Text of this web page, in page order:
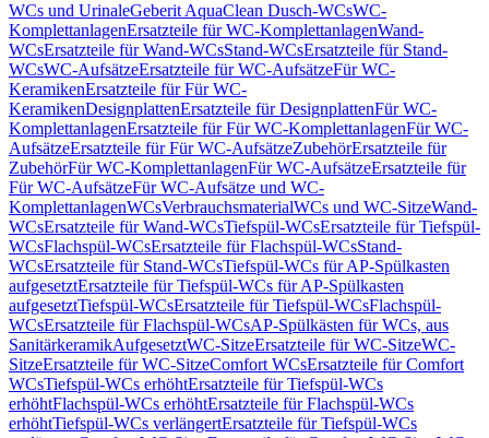
WCs und UrinaleGeberit AquaClean Dusch-WCsWC-
KomplettanlagenErsatzteile für WC-KomplettanlagenWand-
WCsErsatzteile für Wand-WCsStand-WCsErsatzteile für Stand-
WCsWC-AufsätzeErsatzteile für WC-AufsätzeFür WC-
KeramikenErsatzteile für Für WC-
KeramikenDesignplattenErsatzteile für DesignplattenFür WC-
KomplettanlagenErsatzteile für Für WC-KomplettanlagenFür WC-
AufsätzeErsatzteile für Für WC-AufsätzeZubehörErsatzteile für
ZubehörFür WC-KomplettanlagenFür WC-AufsätzeErsatzteile für
Für WC-AufsätzeFür WC-Aufsätze und WC-
KomplettanlagenWCsVerbrauchsmaterialWCs und WC-SitzeWand-
WCsErsatzteile für Wand-WCsTiefspül-WCsErsatzteile für Tiefspül-
WCsFlachspül-WCsErsatzteile für Flachspül-WCsStand-
WCsErsatzteile für Stand-WCsTiefspül-WCs für AP-Spülkasten
aufgesetztErsatzteile für Tiefspül-WCs für AP-Spülkasten
aufgesetztTiefspül-WCsErsatzteile für Tiefspül-WCsFlachspül-
WCsErsatzteile für Flachspül-WCsAP-Spülkästen für WCs, aus
SanitärkeramikAufgesetztWC-SitzeErsatzteile für WC-SitzeWC-
SitzeErsatzteile für WC-SitzeComfort WCsErsatzteile für Comfort
WCsTiefspül-WCs erhöhtErsatzteile für Tiefspül-WCs
erhöhtFlachspül-WCs erhöhtErsatzteile für Flachspül-WCs
erhöhtTiefspül-WCs verlängertErsatzteile für Tiefspül-WCs